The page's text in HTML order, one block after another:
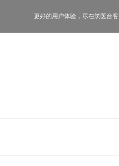
更好的用户体验， 尽在筑医台